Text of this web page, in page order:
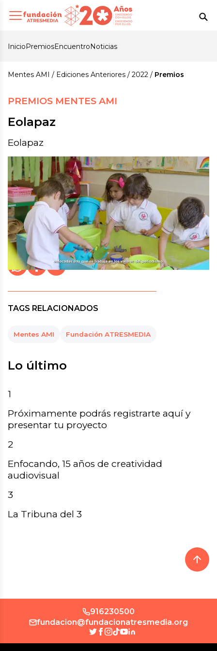
InicioPremiosEncuentroNoticias
Mentes AMI Ediciones Anteriores 2022 Premios
PREMIOS MENTES AMI
Eolapaz
Eolapaz
Eolapaz |Eolapaz
Fundación Atresmedia
Madrid
Publicado: 27.10.2022 16:50
Actualizado: 27.10.2022 16:50
Whatsapp
Facebook
X
TAGS RELACIONADOS
Mentes AMI Fundación ATRESMEDIA
Lo último
1
Próximamente podrás registrarte aquí y
presentar tu proyecto
2
Enfocando, 15 años de creatividad
audiovisual
3
La Tribuna del 3
916230500
fundacion@fundacionatresmedia.org